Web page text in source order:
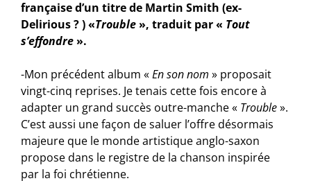
française d’un titre de Martin Smith (ex-
Delirious ? ) «Trouble », traduit par « Tout
s’effondre ».
-Mon précédent album «En son nom» proposait
vingt-cinq reprises. Je tenais cette fois encore à
adapter un grand succès outre-manche « Trouble».
C’est aussi une façon de saluer l’offre désormais
majeure que le monde artistique anglo-saxon
propose dans le registre de la chanson inspirée
par la foi chrétienne.